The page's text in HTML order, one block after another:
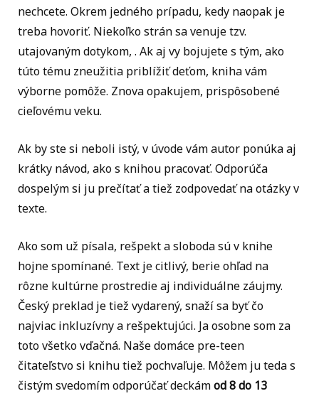
nechcete. Okrem jedného prípadu, kedy naopak je
treba hovoriť. Niekoľko strán sa venuje tzv.
utajovaným dotykom, . Ak aj vy bojujete s tým, ako
túto tému zneužitia priblížiť deťom, kniha vám
výborne pomôže. Znova opakujem, prispôsobené
cieľovému veku.
Ak by ste si neboli istý, v úvode vám autor ponúka aj
krátky návod, ako s knihou pracovať. Odporúča
dospelým si ju prečítať a tiež zodpovedať na otázky v
texte.
Ako som už písala, rešpekt a sloboda sú v knihe
hojne spomínané. Text je citlivý, berie ohľad na
rôzne kultúrne prostredie aj individuálne záujmy.
Český preklad je tiež vydarený, snaží sa byť čo
najviac inkluzívny a rešpektujúci. Ja osobne som za
toto všetko vďačná. Naše domáce pre-teen
čitateľstvo si knihu tiež pochvaľuje. Môžem ju teda s
čistým svedomím odporúčať deckámod 8 do 13